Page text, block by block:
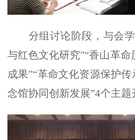
分组讨论阶段，与会
与红色文化研究”“香山革
成果”“革命文化资源保护
念馆协同创新发展”4个主题